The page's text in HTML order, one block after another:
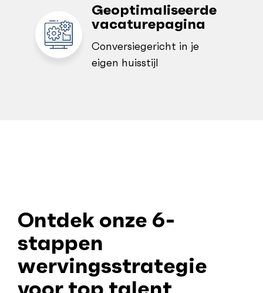
Geoptimaliseerde
vacaturepagina
Conversiegericht in je
eigen huisstijl
Ontdek onze 6-
stappen
wervingsstrategie